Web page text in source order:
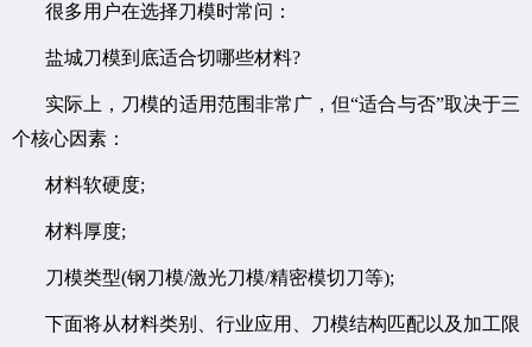
很多用户在选择刀模时常问：
盐城刀模到底适合切哪些材料?
实际上，刀模的适用范围非常广，但“适合与否”取决于三
个核心因素：
材料软硬度;
材料厚度;
刀模类型(钢刀模/激光刀模/精密模切刀等);
下面将从材料类别、行业应用、刀模结构匹配以及加工限